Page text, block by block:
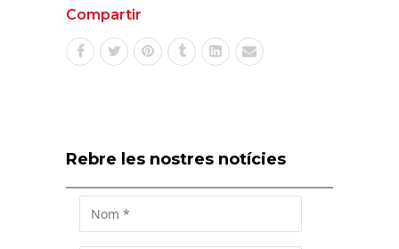
Compartir
Rebre les nostres notícies